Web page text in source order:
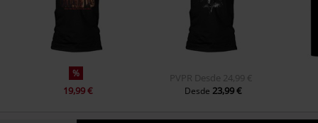
%
19,99 €
PVPR Desde 24,99 €
Desde 23,99 €